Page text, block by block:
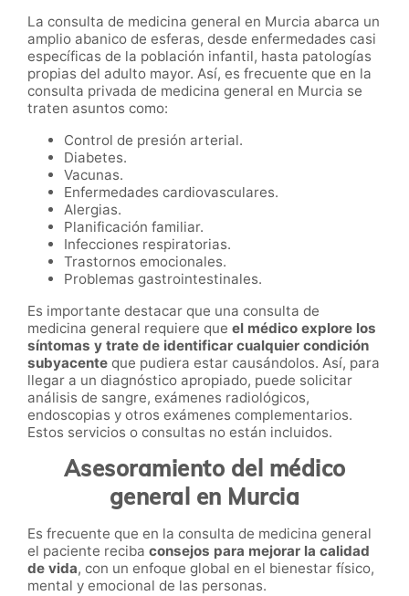
La consulta de medicina general en Murcia abarca un
amplio abanico de esferas, desde enfermedades casi
específicas de la población infantil, hasta patologías
propias del adulto mayor. Así, es frecuente que en la
consulta privada de medicina general en Murcia se
traten asuntos como:
Control de presión arterial.
Diabetes.
Vacunas.
Enfermedades cardiovasculares.
Alergias.
Planificación familiar.
Infecciones respiratorias.
Trastornos emocionales.
Problemas gastrointestinales.
Es importante destacar que una consulta de
medicina general requiere que el médico explore los
síntomas y trate de identificar cualquier condición
subyacente que pudiera estar causándolos. Así, para
llegar a un diagnóstico apropiado, puede solicitar
análisis de sangre, exámenes radiológicos,
endoscopias y otros exámenes complementarios.
Estos servicios o consultas no están incluidos.
Asesoramiento del médico
general en Murcia
Es frecuente que en la consulta de medicina general
el paciente reciba consejos para mejorar la calidad
de vida, con un enfoque global en el bienestar físico,
mental y emocional de las personas.